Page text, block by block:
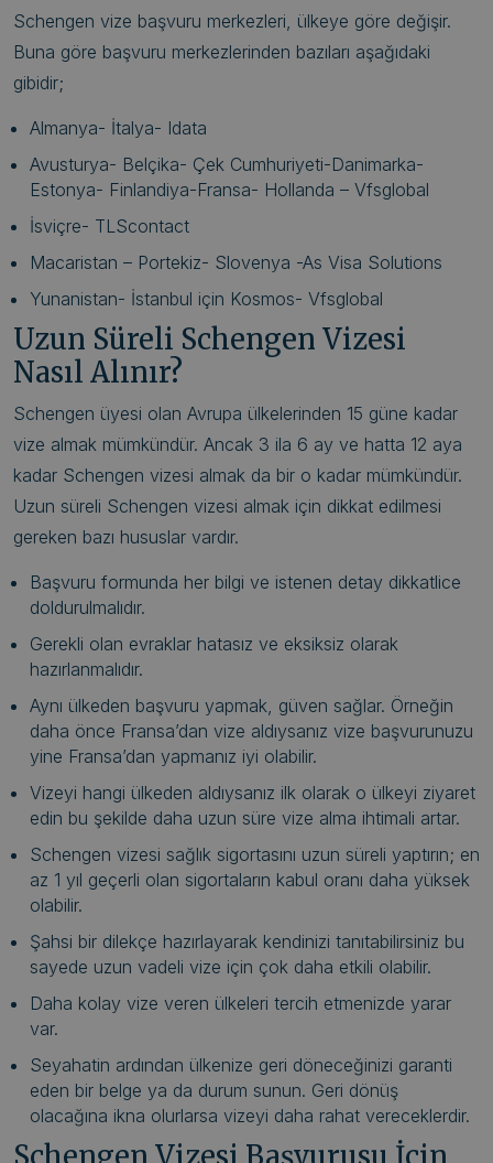
Schengen vize başvuru merkezleri, ülkeye göre değişir.
Buna göre başvuru merkezlerinden bazıları aşağıdaki
gibidir;
Almanya- İtalya- Idata
Avusturya- Belçika- Çek Cumhuriyeti-Danimarka-
Estonya- Finlandiya-Fransa- Hollanda – Vfsglobal
İsviçre- TLScontact
Macaristan – Portekiz- Slovenya -As Visa Solutions
Yunanistan- İstanbul için Kosmos- Vfsglobal
Uzun Süreli Schengen Vizesi
Nasıl Alınır?
Schengen üyesi olan Avrupa ülkelerinden 15 güne kadar
vize almak mümkündür. Ancak 3 ila 6 ay ve hatta 12 aya
kadar Schengen vizesi almak da bir o kadar mümkündür.
Uzun süreli Schengen vizesi almak için dikkat edilmesi
gereken bazı hususlar vardır.
Başvuru formunda her bilgi ve istenen detay dikkatlice
doldurulmalıdır.
Gerekli olan evraklar hatasız ve eksiksiz olarak
hazırlanmalıdır.
Aynı ülkeden başvuru yapmak, güven sağlar. Örneğin
daha önce Fransa’dan vize aldıysanız vize başvurunuzu
yine Fransa’dan yapmanız iyi olabilir.
Vizeyi hangi ülkeden aldıysanız ilk olarak o ülkeyi ziyaret
edin bu şekilde daha uzun süre vize alma ihtimali artar.
Schengen vizesi sağlık sigortasını uzun süreli yaptırın; en
az 1 yıl geçerli olan sigortaların kabul oranı daha yüksek
olabilir.
Şahsi bir dilekçe hazırlayarak kendinizi tanıtabilirsiniz bu
sayede uzun vadeli vize için çok daha etkili olabilir.
Daha kolay vize veren ülkeleri tercih etmenizde yarar
var.
Seyahatin ardından ülkenize geri döneceğinizi garanti
eden bir belge ya da durum sunun. Geri dönüş
olacağına ikna olurlarsa vizeyi daha rahat vereceklerdir.